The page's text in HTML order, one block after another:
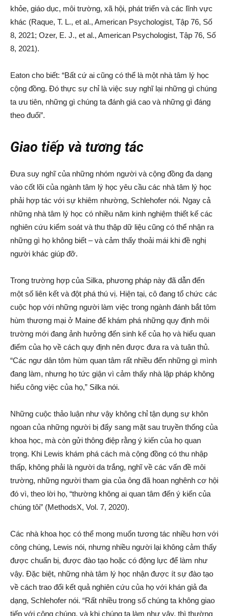
khỏe, giáo dục, môi trường, xã hội, phát triển và các lĩnh vực
khác (Raque, T. L., et al., American Psychologist, Tập 76, Số
8, 2021; Ozer, E. J., et al., American Psychologist, Tập 76, Số
8, 2021).
Eaton cho biết: “Bất cứ ai cũng có thể là một nhà tâm lý học
cộng đồng. Đó thực sự chỉ là việc suy nghĩ lại những gì chúng
ta ưu tiên, những gì chúng ta đánh giá cao và những gì đáng
theo đuổi”.
Giao tiếp và tương tác
Đưa suy nghĩ của những nhóm người và cộng đồng đa dạng
vào cốt lõi của ngành tâm lý học yêu cầu các nhà tâm lý học
phải hợp tác với sự khiêm nhường, Schlehofer nói. Ngay cả
những nhà tâm lý học có nhiều năm kinh nghiệm thiết kế các
nghiên cứu kiểm soát và thu thập dữ liệu cũng có thể nhận ra
những gì họ không biết – và cảm thấy thoải mái khi đề nghị
người khác giúp đỡ.
Trong trường hợp của Silka, phương pháp này đã dẫn đến
một số liên kết và đột phá thú vị. Hiện tại, cô đang tổ chức các
cuộc họp với những người làm việc trong ngành đánh bắt tôm
hùm thương mại ở Maine để khám phá những quy định môi
trường mới đang ảnh hưởng đến sinh kế của họ và hiểu quan
điểm của họ về cách quy định nên được đưa ra và tuân thủ.
“Các ngư dân tôm hùm quan tâm rất nhiều đến những gì mình
đang làm, nhưng họ tức giận vì cảm thấy nhà lập pháp không
hiểu công việc của họ,” Silka nói.
Những cuộc thảo luận như vậy không chỉ tận dụng sự khôn
ngoan của những người bị đẩy sang mặt sau truyền thống của
khoa học, mà còn gửi thông điệp rằng ý kiến của họ quan
trọng. Khi Lewis khám phá cách mà cộng đồng có thu nhập
thấp, không phải là người da trắng, nghĩ về các vấn đề môi
trường, những người tham gia của ông đã hoan nghênh cơ hội
đó vì, theo lời họ, “thường không ai quan tâm đến ý kiến của
chúng tôi” (MethodsX, Vol. 7, 2020).
Các nhà khoa học có thể mong muốn tương tác nhiều hơn với
công chúng, Lewis nói, nhưng nhiều người lại không cảm thấy
được chuẩn bị, được đào tạo hoặc có động lực để làm như
vậy. Đặc biệt, những nhà tâm lý học nhận được ít sự đào tạo
về cách trao đổi kết quả nghiên cứu của họ với khán giả đa
dạng, Schlehofer nói. “Rất nhiều trong số chúng ta không giao
tiếp với công chúng, và khi chúng ta làm như vậy, thì thường